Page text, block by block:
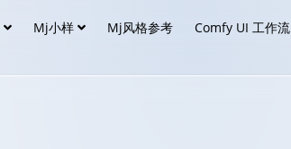
Mj小样 Mj风格参考 Comfy UI 工作流